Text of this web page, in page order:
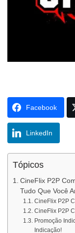
Facebook
LinkedIn
Tópicos
CineFlix P2P
Tudo Que Você
CineFlix P2P
CineFlix P2P
Promoção
Indicação!